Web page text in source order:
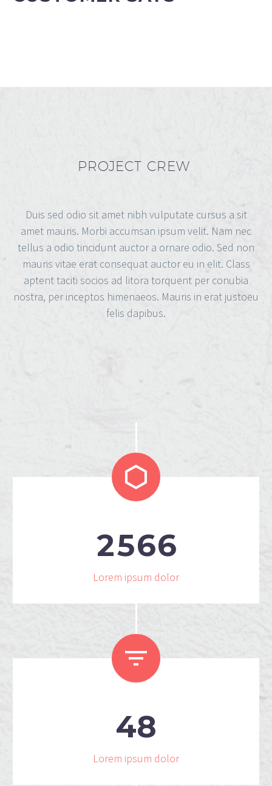
PROJECT CREW
Duis sed odio sit amet nibh vulputate cursus a sit
amet mauris. Morbi accumsan ipsum velit. Nam nec
tellus a odio tincidunt auctor a ornare odio. Sed non
mauris vitae erat consequat auctor eu in elit. Class
aptent taciti socios ad litora torquent per conubia
nostra, per inceptos himenaeos. Mauris in erat justoeu
felis dapibus.


2566
Lorem ipsum dolor


48
Lorem ipsum dolor